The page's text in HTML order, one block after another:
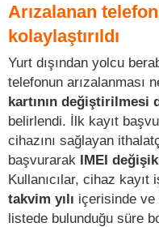
Arızalanan
kolaylaştırıldı
Yurt dışından yolcu
telefonun arızalanması
kartının değiştirilmesi
belirlendi. İlk kayıt
cihazını sağlayan
başvurarak IMEI
Kullanıcılar, cihaz
takvim yılı içerisinde ve
listede bulunduğu süre